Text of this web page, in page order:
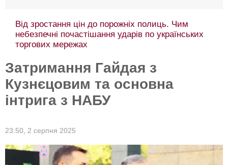
Від зростання цін до порожніх полиць. Чим
небезпечні почастішання ударів по українських
торгових мережах
Затримання Гайдая з
Кузнєцовим та основна
інтрига з НАБУ
23:50, 2 серпня 2025